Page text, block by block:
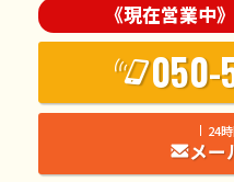
《現在営業中
050-
24
メー